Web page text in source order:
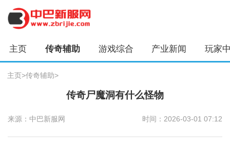
主页 传奇辅助 游戏综合 产业新闻 玩家
主页>传奇辅助>
传奇尸魔洞有什么怪物
来源：中巴新服网 时间：2026-03-01 07:12